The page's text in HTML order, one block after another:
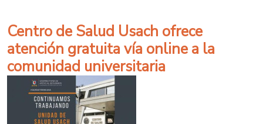
Centro de Salud Usach ofrece
atención gratuita vía online a la
comunidad universitaria